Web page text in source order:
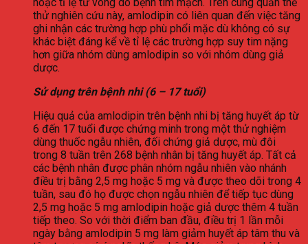
thử nghiên cứu này, amlodipin có liên quan đến việc tăng
ghi nhận các trường hợp phù phổi mặc dù không có sự
khác biệt đáng kể về tỉ lệ các trường hợp suy tim nặng
hơn giữa nhóm dùng amlodipin so với nhóm dùng giả
dược.
Sử dụng trên bệnh nhi (6 – 17 tuổi)
Hiệu quả của amlodipin trên bệnh nhi bị tăng huyết áp từ
6 đến 17 tuổi được chứng minh trong một thử nghiệm
dùng thuốc ngẫu nhiên, đối chứng giả dược, mù đôi
trong 8 tuần trên 268 bệnh nhân bị tăng huyết áp. Tất cả
các bệnh nhân được phân nhóm ngẫu nhiên vào nhánh
điều trị bằng 2,5 mg hoặc 5 mg và được theo dõi trong 4
tuần, sau đó họ được chọn ngẫu nhiên để tiếp tục dùng
2,5 mg hoặc 5 mg amlodipin hoặc giả dược thêm 4 tuần
tiếp theo. So với thời điểm ban đầu, điều trị 1 lần mỗi
ngày bằng amlodipin 5 mg làm giảm huyết áp tâm thu và